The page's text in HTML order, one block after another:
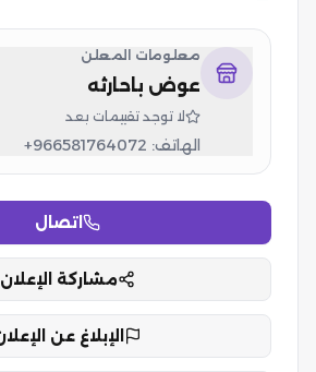
معلومات المعلن
عوض باحارثه
لا توجد تقييمات بعد
الهاتف: +966581764072
اتصال
مشاركة الإعلان
الإبلاغ عن